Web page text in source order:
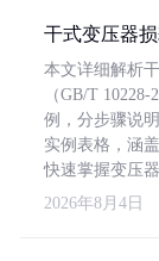
干式变压器
本文详细解析
（GB/T
例，分步骤说
实例表格，涵
快速掌握变压
2026年8月4日